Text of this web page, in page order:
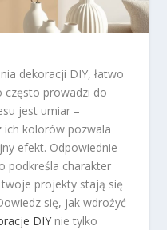
dekoracji DIY, łatwo
często prowadzi do
jest umiar –
ich kolorów pozwala
efekt. Odpowiednie
podkreśla charakter
projekty stają się
się, jak wdrożyć
DIY nie tylko